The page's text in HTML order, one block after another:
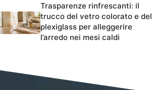
Trasparenze rinfrescanti: il
trucco del vetro colorato e del
plexiglass per alleggerire
l’arredo nei mesi caldi